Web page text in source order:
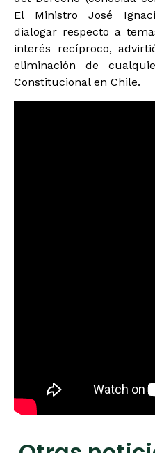
El Ministro José
dialogar respecto a
interés recíproco,
eliminación de
Constitucional en Chile.